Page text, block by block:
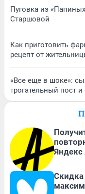
Пуговка из
Старшовой
Как приготовить
рецепт от
«Все еще в шоке»:
трогательный пост и
Скидка